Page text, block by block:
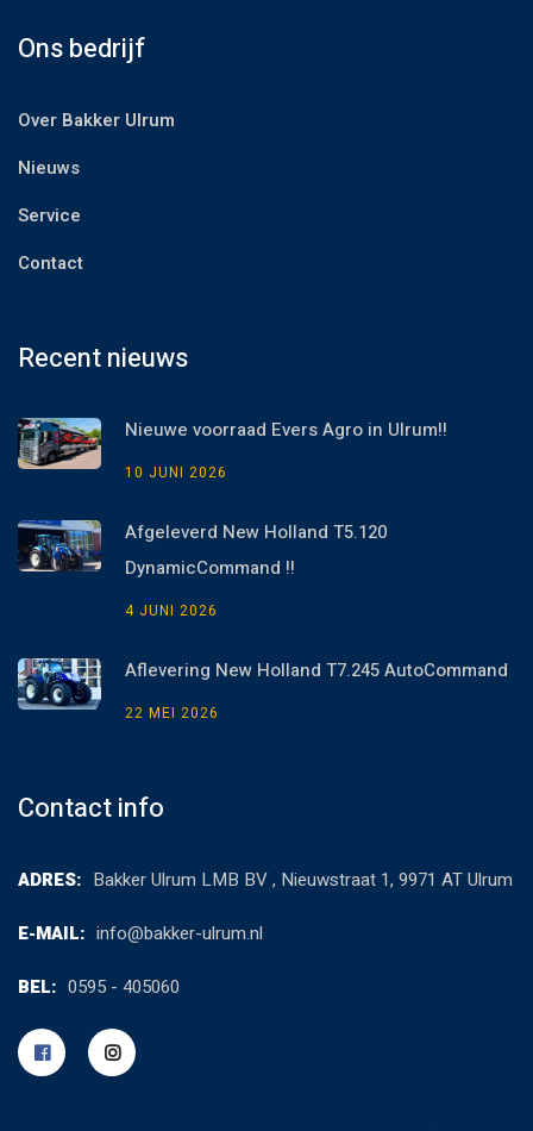
Ons bedrijf
Over Bakker Ulrum
Nieuws
Service
Contact
Recent nieuws
Nieuwe voorraad Evers Agro in Ulrum!!
10 JUNI 2026
Afgeleverd New Holland T5.120
DynamicCommand !!
4 JUNI 2026
Aflevering New Holland T7.245 AutoCommand
22 MEI 2026
Contact info
ADRES: Bakker Ulrum LMB BV , Nieuwstraat 1, 9971 AT Ulrum
E-MAIL: info@bakker-ulrum.nl
BEL: 0595 - 405060